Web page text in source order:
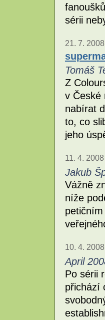
sérii
21. 7.
Tomáš
Z
v České
nabírat
to, co
jeho
11. 4.
Jakub
Vážně
níže
10. 4.
April
Po sérii
přichází